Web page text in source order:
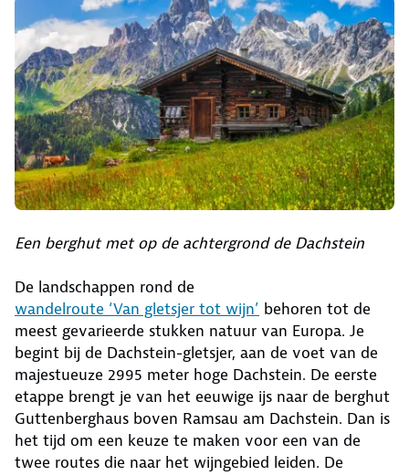
Een berghut met op de achtergrond de Dachstein
De landschappen rond de
wandelroute ‘Van gletsjer tot wijn’ behoren tot de
meest gevarieerde stukken natuur van Europa. Je
begint bij de Dachstein-gletsjer, aan de voet van de
majestueuze 2995 meter hoge Dachstein. De eerste
etappe brengt je van het eeuwige ijs naar de berghut
Guttenberghaus boven Ramsau am Dachstein. Dan is
het tijd om een keuze te maken voor een van de
twee routes die naar het wijngebied leiden. De